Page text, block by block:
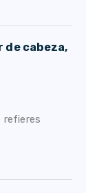
de cabeza,
refieres